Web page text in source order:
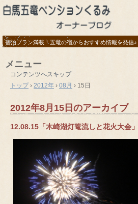
宿泊プラン満載！五竜の宿からおすすめ情報を発信♪
メニュー
コンテンツへスキップ
トップ › 2012年 › 08月 › 15日
2012年8月15日 のアーカイブ
12.08.15「木崎湖灯篭流しと花火大会